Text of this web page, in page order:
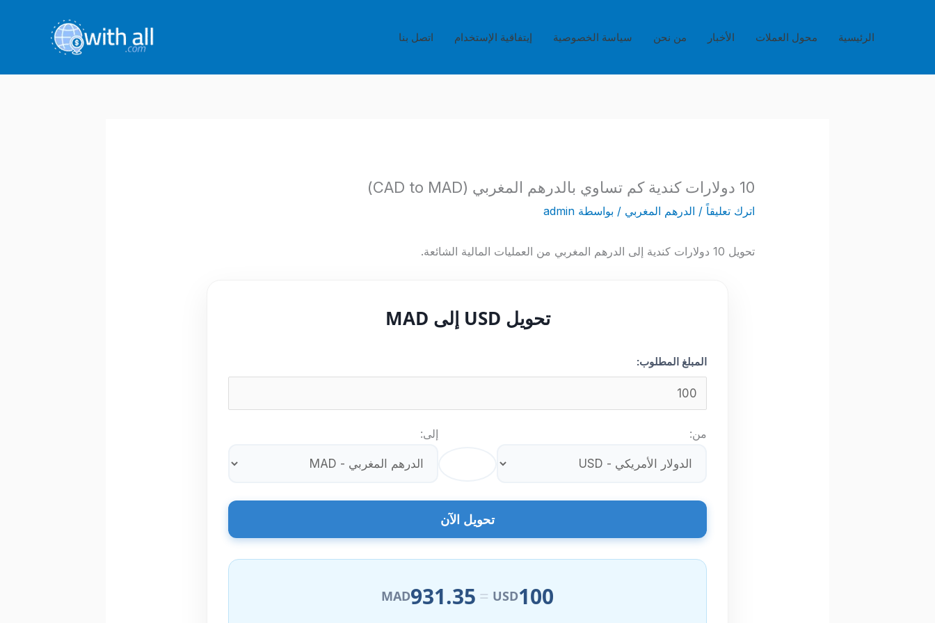
الرئيسية محول العملات الأخبار من نحن سياسة الخصوصية إيتفاقية الإستخدام اتصل بنا
10 دولارات كندية كم تساوي بالدرهم المغربي (CAD to MAD)
اترك تعليقاً / الدرهم المغربي / بواسطة admin
تحويل 10 دولارات كندية إلى الدرهم المغربي من العمليات المالية الشائعة.
تحويل USD إلى MAD
المبلغ المطلوب:
من: إلى:
تحويل الآن
100
USD
=
931.35
MAD